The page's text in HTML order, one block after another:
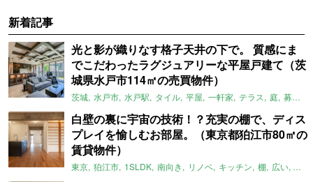
新着記事
光と影が織りなす格子天井の下で。 質感にま
でこだわったラグジュアリーな平屋戸建て（茨
城県水戸市114㎡の売買物件）
茨城 水戸市 水戸駅 タイル 平屋 一軒家 テラス 庭 募集中
白壁の裏に宇宙の技術！？充実の棚で、ディス
プレイを愉しむお部屋。（東京都狛江市80㎡の
賃貸物件）
東京 狛江市 1SLDK 南向き リノベ キッチン 棚 広い ガイ